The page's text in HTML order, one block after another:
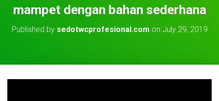
A
I
O
mampet dengan bahan sederhana
Published by sedotwcprofesional.com on July 29, 2019